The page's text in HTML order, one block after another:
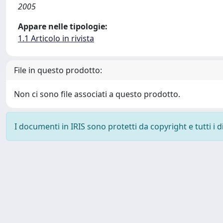
2005
Appare nelle tipologie:
1.1 Articolo in rivista
File in questo prodotto:
Non ci sono file associati a questo prodotto.
I documenti in IRIS sono protetti da copyright e tutti i